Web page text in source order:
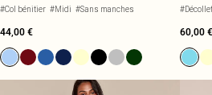
FRONCÉE À DÉTAIL DRAPÉE
#Col bénitier #Midi #Sans manches
44,00 € 60,00 €